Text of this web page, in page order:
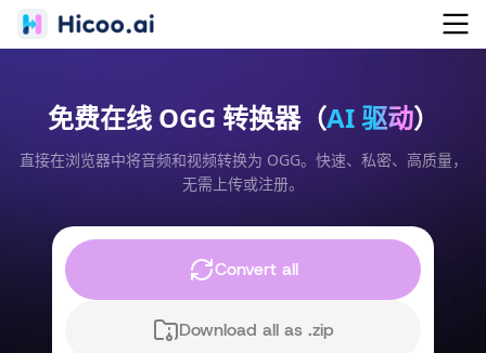
免费在线 OGG 转换器（AI 驱动）
直接在浏览器中将音频和视频转换为 OGG。快速、私密、高质量，
无需上传或注册。